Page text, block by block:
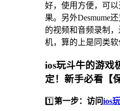
好，使用方便，可
果。另外Desmume
的视频和音频录制
机，算的上是同类软
ios玩斗牛的游戏
定！新手必看【
1️⃣第一步：访问ios